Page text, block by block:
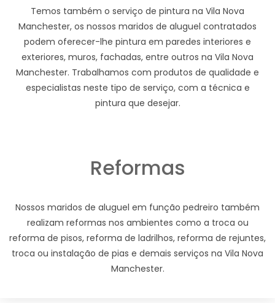
Temos também o serviço de pintura na Vila Nova
Manchester, os nossos maridos de aluguel contratados
podem oferecer-lhe pintura em paredes interiores e
exteriores, muros, fachadas, entre outros na Vila Nova
Manchester. Trabalhamos com produtos de qualidade e
especialistas neste tipo de serviço, com a técnica e
pintura que desejar.
Reformas
Nossos maridos de aluguel em função pedreiro também
realizam reformas nos ambientes como a troca ou
reforma de pisos, reforma de ladrilhos, reforma de rejuntes,
troca ou instalação de pias e demais serviços na Vila Nova
Manchester.